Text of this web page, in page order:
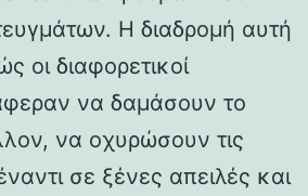
Η διαδρομή αυτή
οι διαφορετικοί
να δαμάσουν το
να οχυρώσουν τις
σε ξένες απειλές και